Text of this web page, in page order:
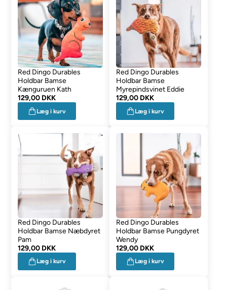
Red Dingo Durables
Holdbar Bamse
Kænguruen Kath
129,00 DKK
Læg i kurv
Red Dingo Durables
Holdbar Bamse
Myrepindsvinet Eddie
129,00 DKK
Læg i kurv
Red Dingo Durables
Holdbar Bamse Næbdyret
Pam
129,00 DKK
Læg i kurv
Red Dingo Durables
Holdbar Bamse Pungdyret
Wendy
129,00 DKK
Læg i kurv